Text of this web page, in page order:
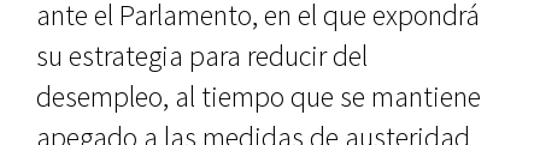
ante el Parlamento, en el que expondrá
su estrategia para reducir del
desempleo, al tiempo que se mantiene
apegado a las medidas de austeridad